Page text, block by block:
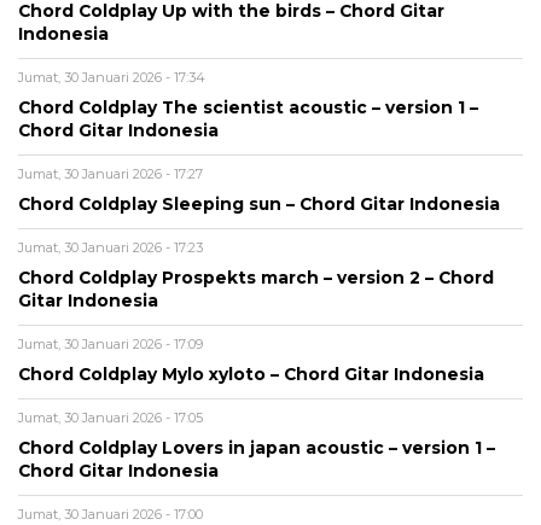
Chord Coldplay Up with the birds – Chord Gitar
Indonesia
Jumat, 30 Januari 2026 - 17:34
Chord Coldplay The scientist acoustic – version 1 –
Chord Gitar Indonesia
Jumat, 30 Januari 2026 - 17:27
Chord Coldplay Sleeping sun – Chord Gitar Indonesia
Jumat, 30 Januari 2026 - 17:23
Chord Coldplay Prospekts march – version 2 – Chord
Gitar Indonesia
Jumat, 30 Januari 2026 - 17:09
Chord Coldplay Mylo xyloto – Chord Gitar Indonesia
Jumat, 30 Januari 2026 - 17:05
Chord Coldplay Lovers in japan acoustic – version 1 –
Chord Gitar Indonesia
Jumat, 30 Januari 2026 - 17:00